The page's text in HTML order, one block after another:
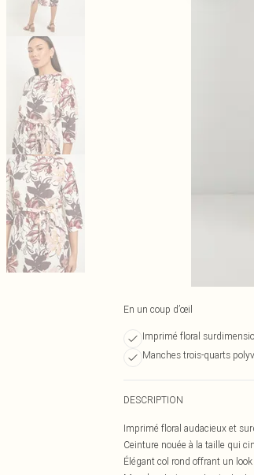
En un coup d’œil
Imprimé floral
Manches trois-quarts
DESCRIPTION
Imprimé floral audacieux et
Ceinture nouée à la taille qui
Élégant col rond offrant un